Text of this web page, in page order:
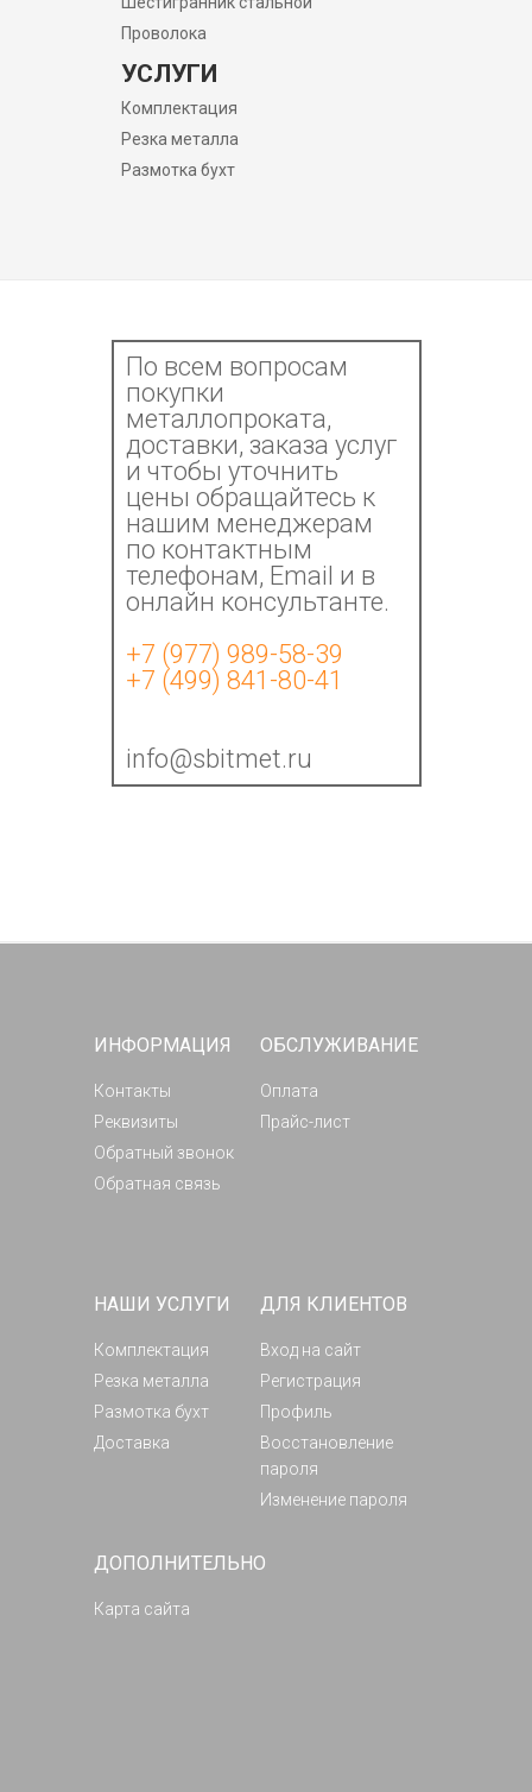
Проволока
УСЛУГИ
Комплектация
Резка металла
Размотка бухт
По всем вопросам
покупки
металлопроката,
доставки, заказа услуг
и чтобы уточнить
цены обращайтесь к
нашим менеджерам
по контактным
телефонам, Email и в
онлайн консультанте.
+7 (977) 989-58-39
+7 (499) 841-80-41
info@sbitmet.ru
ИНФОРМАЦИЯ
Контакты
Реквизиты
Обратный звонок
Обратная связь
ОБСЛУЖИВАНИЕ
Оплата
Прайс-лист
НАШИ УСЛУГИ
Комплектация
Резка металла
Размотка бухт
Доставка
ДЛЯ КЛИЕНТОВ
Вход на сайт
Регистрация
Профиль
Восстановление
пароля
Изменение пароля
ДОПОЛНИТЕЛЬНО
Карта сайта